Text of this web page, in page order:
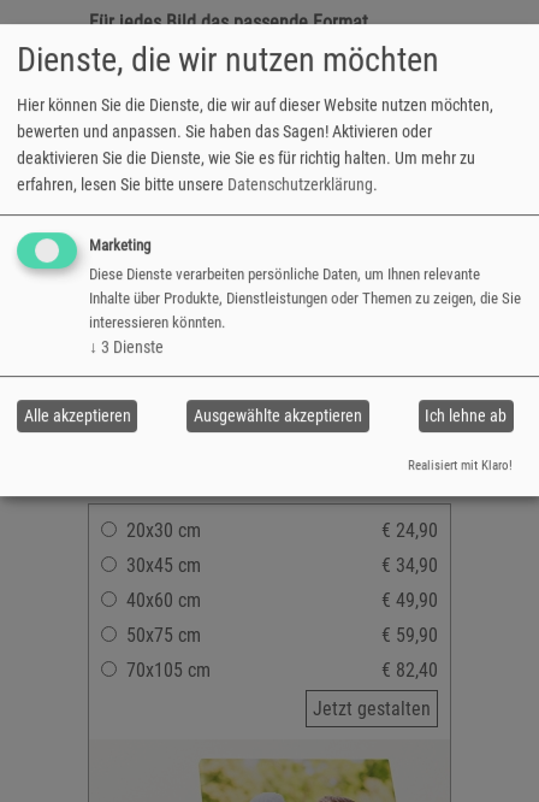
Für jedes Bild das passende Format
Die Fotoleinwand im Format 2:3 eignet sich
perfekt, um innige Familienfotos oder
Familien-Erinnerungen an Ihren vier Wänden
in Szene zu setzen.
5 unterschiedliche Formate:
- 20x30 bis 70x105 cm
Hoch- oder Querformat
Fotoleinen auf Holzrahmen
(Keilrahmen)
Leinwanddruck seidenglänzend,
mit oder ohne Korrektur
20x30 cm
€ 24,90
30x45 cm
€ 34,90
40x60 cm
€ 49,90
50x75 cm
€ 59,90
70x105 cm
€ 82,40
Jetzt gestalten
Dienste, die wir nutzen möchten
Hier können Sie die Dienste, die wir auf dieser Website nutzen möchten,
bewerten und anpassen. Sie haben das Sagen! Aktivieren oder
deaktivieren Sie die Dienste, wie Sie es für richtig halten. Um mehr zu
erfahren, lesen Sie bitte unsere Datenschutzerklärung.
Marketing
Diese Dienste verarbeiten persönliche Daten, um Ihnen relevante
Inhalte über Produkte, Dienstleistungen oder Themen zu zeigen, die Sie
interessieren könnten.
↓ 3 Dienste
Ich lehne ab
Ausgewählte akzeptieren
Alle akzeptieren
Realisiert mit Klaro!